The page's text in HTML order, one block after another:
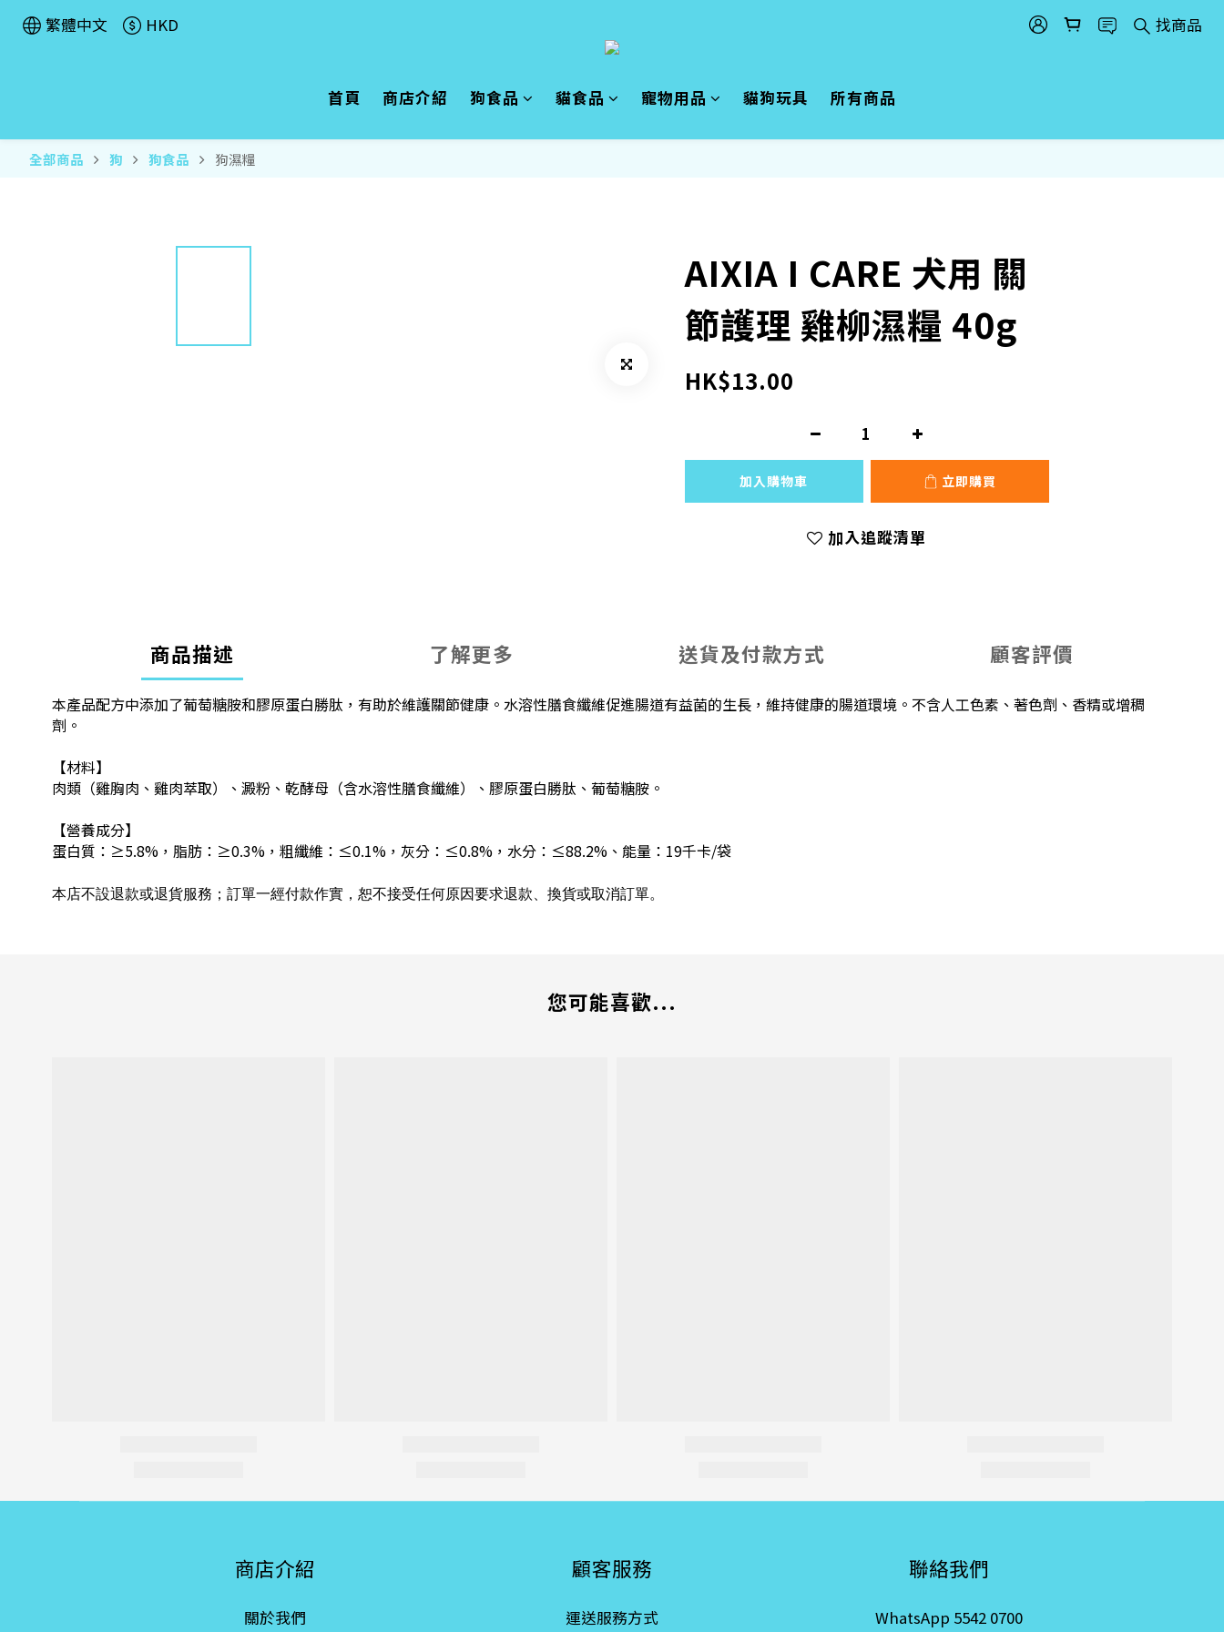
繁體中文 HKD 找商品
首頁 商店介紹 狗食品 貓食品 寵物用品 貓狗玩具 所有商品
全部商品 狗 狗食品 狗濕糧
AIXIA I CARE 犬用 關
節護理 雞柳濕糧 40g
HK$13.00
加入購物車 立即購買
加入追蹤清單
商品描述 了解更多 送貨及付款方式 顧客評價
本產品配方中添加了葡萄糖胺和膠原蛋白勝肽，有助於維護關節健康。水溶性膳食纖維促進腸道有益菌的生長，維持健康的腸道環境。不含人工色素、著色劑、香精或增稠
劑。
【材料】
肉類（雞胸肉、雞肉萃取）、澱粉、乾酵母（含水溶性膳食纖維）、膠原蛋白勝肽、葡萄糖胺。
【營養成分】
蛋白質：≥5.8%，脂肪：≥0.3%，粗纖維：≤0.1%，灰分：≤0.8%，水分：≤88.2%、 能量：19千卡/袋
本店不設退款或退貨服務；訂單一經付款作實，恕不接受任何原因要求退款、換貨或取消訂單。
您可能喜歡...
商店介紹
關於我們
顧客服務
運送服務方式
聯絡我們
WhatsApp 5542 0700